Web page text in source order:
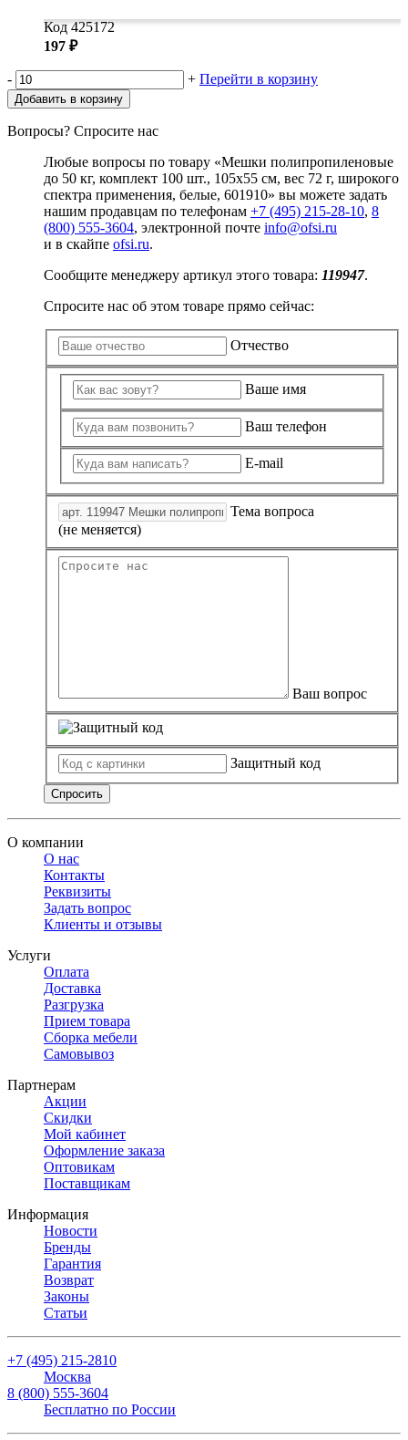
Код 425172
197 ₽
- + Перейти в корзину
Добавить в корзину
Вопросы? Спросите нас
Любые вопросы по товару «Мешки полипропиленовые
до 50 кг, комплект 100 шт., 105х55 см, вес 72 г, широкого
спектра применения, белые, 601910» вы можете задать
нашим продавцам по телефонам +7 (495) 215-28-10, 8
(800) 555-3604, электронной почте info@ofsi.ru
и в скайпе ofsi.ru.
Сообщите менеджеру артикул этого товара: 119947.
Спросите нас об этом товаре прямо сейчас:
Отчество
Ваше имя
Ваш телефон
E-mail
Тема вопроса
(не меняется)
Ваш вопрос
Защитный код
Спросить
О компании
О нас
Контакты
Реквизиты
Задать вопрос
Клиенты и отзывы
Услуги
Оплата
Доставка
Разгрузка
Прием товара
Сборка мебели
Самовывоз
Партнерам
Акции
Скидки
Мой кабинет
Оформление заказа
Оптовикам
Поставщикам
Информация
Новости
Бренды
Гарантия
Возврат
Законы
Статьи
+7 (495) 215-2810
Москва
8 (800) 555-3604
Бесплатно по России